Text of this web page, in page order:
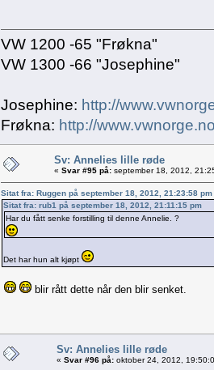
VW 1200 -65 "Frøkna"
VW 1300 -66 "Josephine"
Josephine: http://
Frøkna: http://
Sv: Annelies lille røde
« Svar #95 på: september 18, 2012,
Sitat fra: Ruggen på september 18, 2012, 21:23:58 pm
Sitat fra: rub1 på september 18, 2012, 21:11:15 pm
Har du fått senke forstilling til denne Annelie. ?
Det har hun alt kjøpt
blir rått dette når den blir senket.
Sv: Annelies lille røde
« Svar #96 på: oktober 24, 2012,